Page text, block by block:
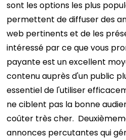
sont les options les plus
permettent de diffuser des
web pertinents et de les
intéressé par ce que vous
payante est un excellent
contenu auprès d'un public
essentiel de l'utiliser
ne ciblent pas la bonne
coûter très cher.
annonces percutantes qui